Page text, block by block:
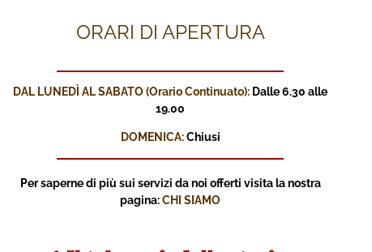
ORARI DI APERTURA
DAL LUNEDÌ AL SABATO (Orario Continuato): Dalle 6.30 alle
19.00
DOMENICA:Chiusi
Per saperne di più sui servizi da noi offerti visita la nostra
pagina:CHI SIAMO